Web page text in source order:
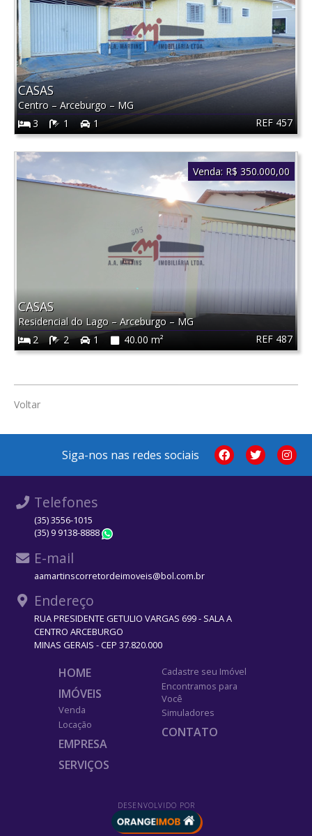
REF 457
CASAS
Centro – Arceburgo – MG
3
1 1
REF 487
CASAS
Residencial do Lago–Arceburgo – MG
2
2 1 40.00 m²
Venda: R$ 350.000,00
Voltar
Siga-nos nas redes sociais
Telefones
(35) 3556-1015
(35) 9 9138-8888
E-mail
aamartinscorretordeimoveis@bol.com.br
Endereço
RUA PRESIDENTE GETULIO VARGAS 699 - SALA A
CENTRO ARCEBURGO
MINAS GERAIS - CEP 37.820.000
HOME
IMÓVEIS
Venda
Locação
EMPRESA
SERVIÇOS
Cadastre seu Imóvel
Encontramos para
Você
Simuladores
CONTATO
DESENVOLVIDO POR